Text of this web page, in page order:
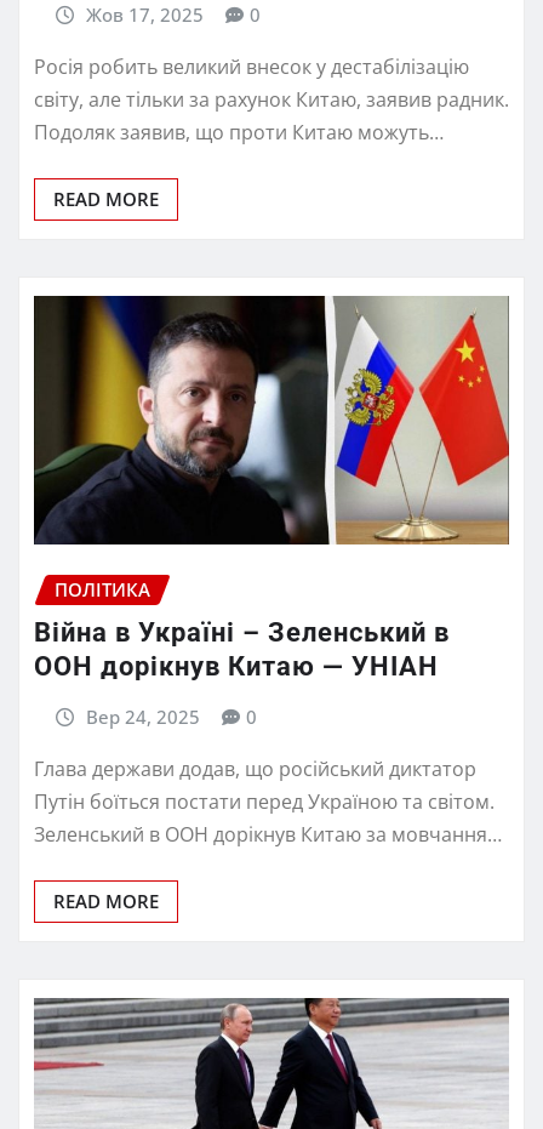
Жов 17, 2025 0
Росія робить великий внесок у дестабілізацію
світу, але тільки за рахунок Китаю, заявив радник.
Подоляк заявив, що проти Китаю можуть…
READ MORE
ПОЛІТИКА
Війна в Україні – Зеленський в
ООН дорікнув Китаю — УНІАН
Вер 24, 2025 0
Глава держави додав, що російський диктатор
Путін боїться постати перед Україною та світом.
Зеленський в ООН дорікнув Китаю за мовчання…
READ MORE